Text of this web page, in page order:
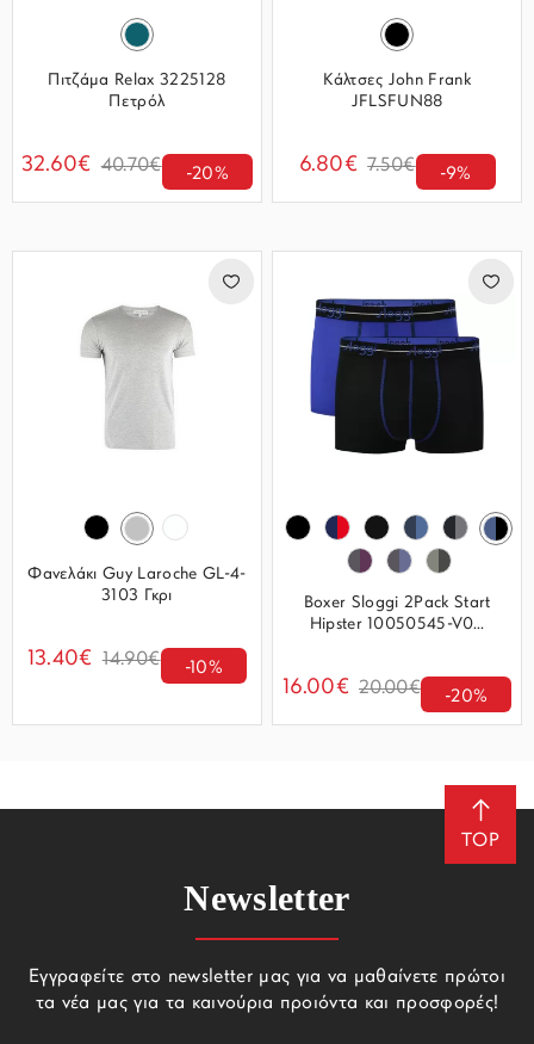
Πιτζάμα Relax 3225128
Πετρόλ
32.60€ 40.70€ -20%
Κάλτσες John Frank
JFLSFUN88
6.80€ 7.50€ -9%
Φανελάκι Guy Laroche GL-4-
3103 Γκρι
13.40€ 14.90€ -10%
Boxer Sloggi 2Pack Start
Hipster 10050545-V0...
16.00€ 20.00€ -20%
TOP
Newsletter
Εγγραφείτε στο newsletter μας για να μαθαίνετε πρώτοι
τα νέα μας για τα καινούρια προιόντα και προσφορές!